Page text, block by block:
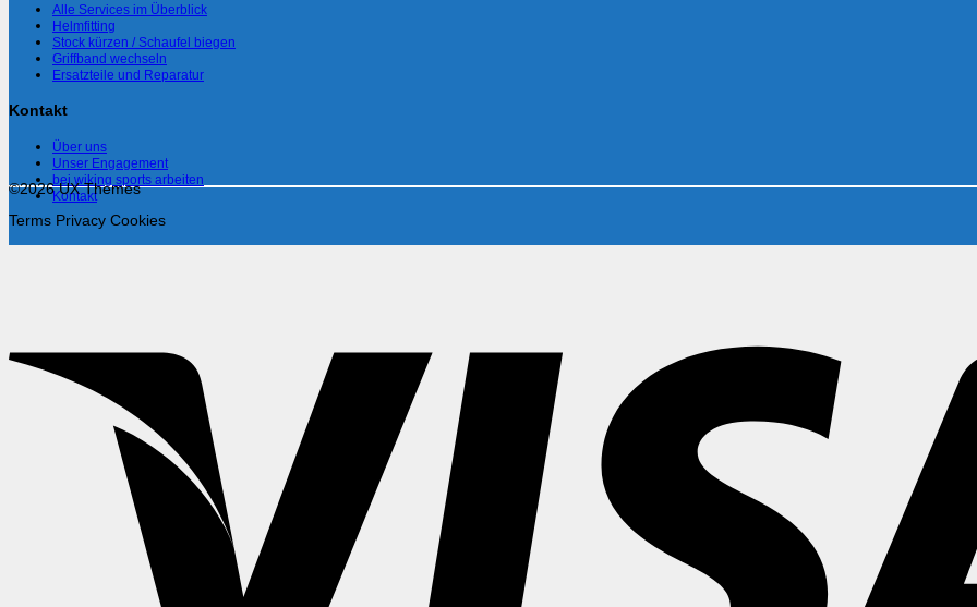
Alle Services im Überblick
Helmfitting
Stock kürzen / Schaufel biegen
Griffband wechseln
Ersatzteile und Reparatur
Kontakt
Über uns
Unser Engagement
bei wiking sports arbeiten
Kontakt
©2026 UX Themes
Terms Privacy Cookies